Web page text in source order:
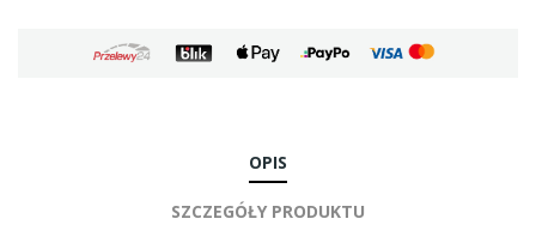
OPIS
SZCZEGÓŁY PRODUKTU